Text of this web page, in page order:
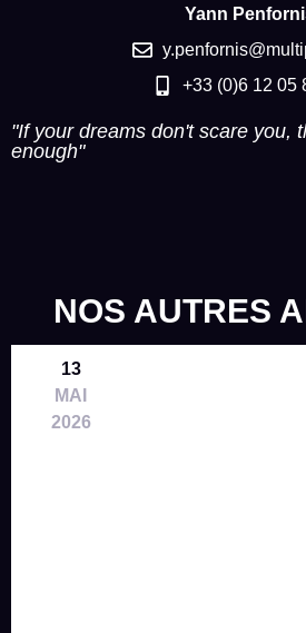
Yann
+33 (0)6 12 05
"If your dreams don't scare you,
enough"
NOS AUTRES
13
MAI
2026